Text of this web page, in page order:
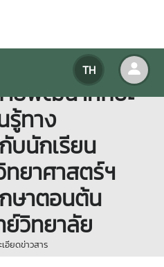
TH
มหาวิทยาลัยแม่
ยพัฒนาทักษะ
รู้ทาง
บนักเรียน
ยาศาสตร์ฯ
ษาตอนต้น
วิทยาลัย
เอียดข่าวสาร